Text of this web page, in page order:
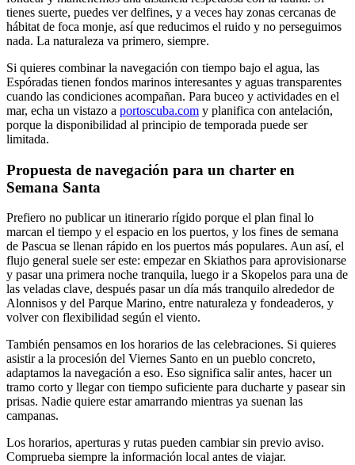
tienes suerte, puedes ver delfines, y a veces hay zonas cercanas de
hábitat de foca monje, así que reducimos el ruido y no perseguimos
nada. La naturaleza va primero, siempre.
Si quieres combinar la navegación con tiempo bajo el agua, las
Espóradas tienen fondos marinos interesantes y aguas transparentes
cuando las condiciones acompañan. Para buceo y actividades en el
mar, echa un vistazo a portoscuba.com y planifica con antelación,
porque la disponibilidad al principio de temporada puede ser
limitada.
Propuesta de navegación para un charter en
Semana Santa
Prefiero no publicar un itinerario rígido porque el plan final lo
marcan el tiempo y el espacio en los puertos, y los fines de semana
de Pascua se llenan rápido en los puertos más populares. Aun así, el
flujo general suele ser este: empezar en Skiathos para aprovisionarse
y pasar una primera noche tranquila, luego ir a Skopelos para una de
las veladas clave, después pasar un día más tranquilo alrededor de
Alonnisos y del Parque Marino, entre naturaleza y fondeaderos, y
volver con flexibilidad según el viento.
También pensamos en los horarios de las celebraciones. Si quieres
asistir a la procesión del Viernes Santo en un pueblo concreto,
adaptamos la navegación a eso. Eso significa salir antes, hacer un
tramo corto y llegar con tiempo suficiente para ducharte y pasear sin
prisas. Nadie quiere estar amarrando mientras ya suenan las
campanas.
Los horarios, aperturas y rutas pueden cambiar sin previo aviso.
Comprueba siempre la información local antes de viajar.